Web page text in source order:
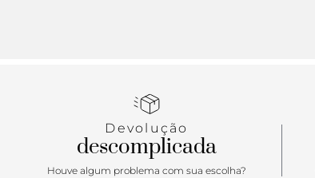
Devolução
descomplicada
Houve algum problema com sua escolha?